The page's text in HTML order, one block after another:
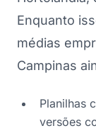
Enquanto
médias
Campinas
Planilhas
versões